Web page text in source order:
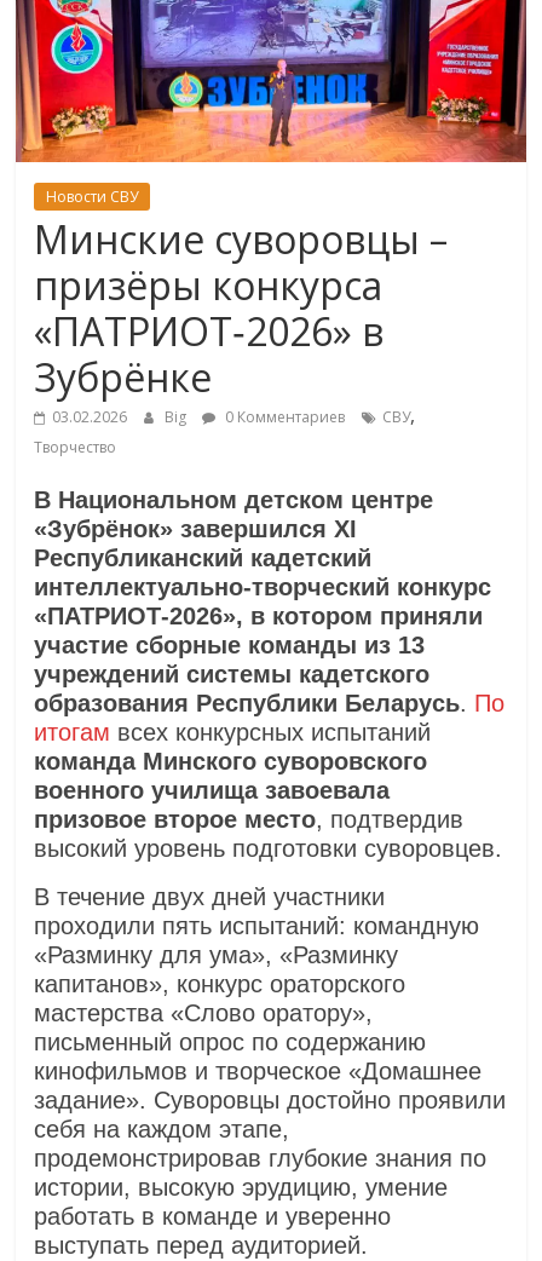
Новости СВУ
Минские суворовцы –
призёры конкурса
«ПАТРИОТ‑2026» в
Зубрёнке
03.02.2026 Big 0 Комментариев СВУ,
Творчество
В Национальном детском центре
«Зубрёнок» завершился XI
Республиканский кадетский
интеллектуально‑творческий конкурс
«ПАТРИОТ‑2026», в котором приняли
участие сборные команды из 13
учреждений системы кадетского
образования Республики Беларусь. По
итогам всех конкурсных испытаний
команда Минского суворовского
военного училища завоевала
призовое второе место, подтвердив
высокий уровень подготовки суворовцев.
В течение двух дней участники
проходили пять испытаний: командную
«Разминку для ума», «Разминку
капитанов», конкурс ораторского
мастерства «Слово оратору»,
письменный опрос по содержанию
кинофильмов и творческое «Домашнее
задание». Суворовцы достойно проявили
себя на каждом этапе,
продемонстрировав глубокие знания по
истории, высокую эрудицию, умение
работать в команде и уверенно
выступать перед аудиторией.